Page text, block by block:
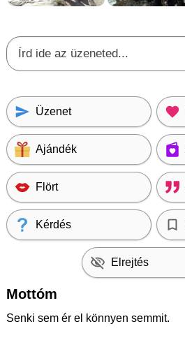
Üzenet
Ajándék
Flört
Kérdés
Elrejtés
Mottóm
Senki sem ér el könnyen semmit.